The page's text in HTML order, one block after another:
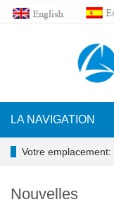
LA NAVIGATION
Votre emplacement:
Nouvelles